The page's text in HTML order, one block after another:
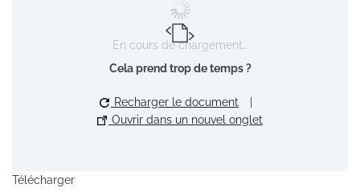
En cours de chargement…
Cela prend trop de temps ?
Recharger le document
Ouvrir dans un nouvel onglet
Télécharger